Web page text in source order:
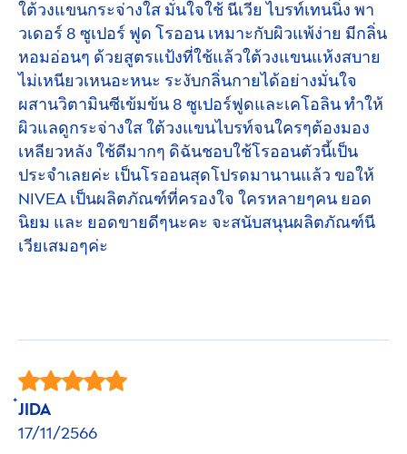
ใต้วงแขนกระจ่างใส มั่นใจใช้ นีเวีย ไบรท์เทนนิ่ง พา
วเดอร์ 8 ซูเปอร์ ฟูด โรออน เหมาะกับผิวแพ้ง่าย มีกลิ่น
หอมอ่อนๆ ด้วยสูตรแป้งที่ใช้แล้วใต้วงแขนแห้งสบาย
ไม่เหนียวเหนอะหนะ ระงับกลิ่นกายได้อย่างมั่นใจ
ผสานวิตามินซีเข้มข้น 8 ซูเปอร์ฟูดและเคโอลิน ทำให้
ผิวแลดูกระจ่างใส ใต้วงแขนไบรท์จนใครๆต้องมอง
เหลียวหลัง ใช้ดีมากๆ ดิฉันชอบใช้โรออนตัวนี้เป็น
ประจำเลยค่ะ เป็นโรออนสุดโปรดมานานแล้ว ขอให้
NIVEA เป็นผลิตภัณฑ์ที่ครองใจ ใครหลายๆคน ยอด
นิยม และ ยอดขายดีๆนะคะ จะสนับสนุนผลิตภัณฑ์นี
เวียเสมอๆค่ะ
๋JIDA
17/11/2566